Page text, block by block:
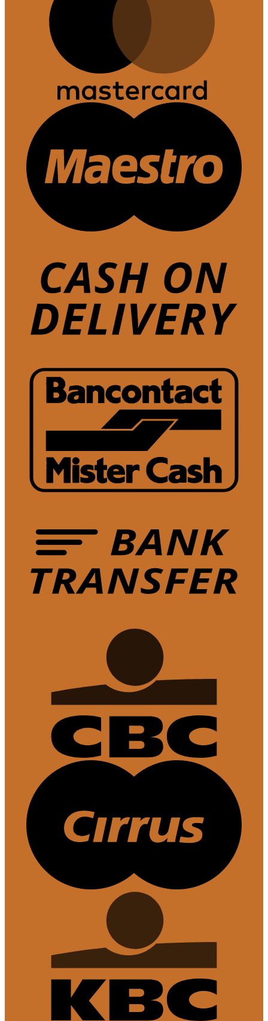
Volg op Instagram